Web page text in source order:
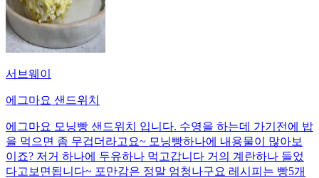
서브웨이
에그마요 샌드위치
에그마요 모닝빵 샌드위치 입니다. 수영을 하는데 가기전에 밥
을 먹으면 좀 무겁더라고요~ 모닝빵하나에 내용물이 많아보
이죠? 저거 하나에 두유하나 먹고갑니다 거의 계란하나 들었
다고보면됩니다~ 포만감은 정말 엄청나구요 레시피는 빵5개